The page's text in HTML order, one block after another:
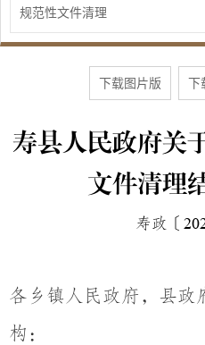
规范性文件清理
下载图片版 下
寿县人民政府关
文件清理
寿政〔
各乡镇人民政府，县政
构：